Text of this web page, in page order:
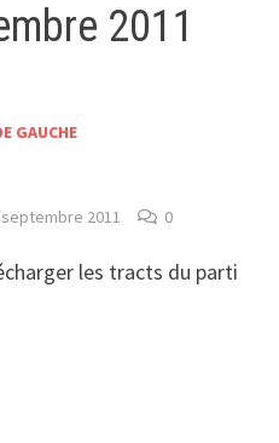
2011
GAUCHE
septembre 2011 0
les tracts du parti